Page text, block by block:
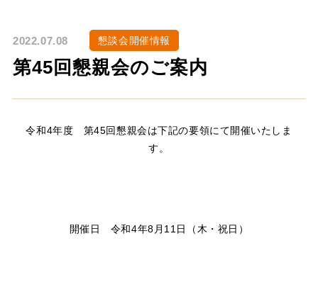
2022.07.08 懇談会開催情報
第45回懇親会のご案内
令和4年度 第45回懇親会は下記の要領にて開催いたしま
す。
開催日 令和4年8月11日（木・祝日）